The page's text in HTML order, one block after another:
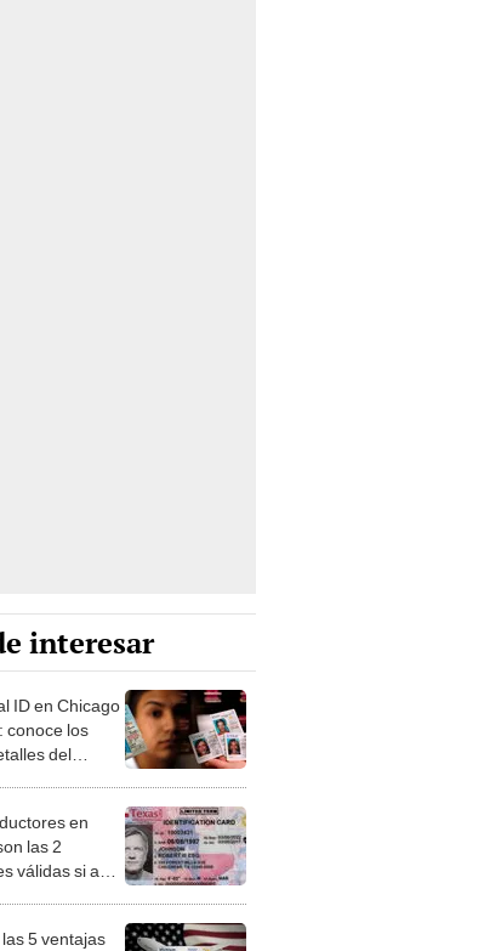
interesar
ID en Chicago
conoce los
del
en
las 2
válidas si aún
5 ventajas